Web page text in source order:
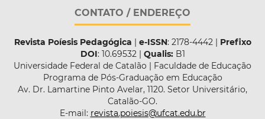
CONTATO / ENDEREÇO
Revista Poíesis Pedagógica | e-ISSN: 2178-4442 | Prefixo
DOI: 10.69532 | Qualis:B1
Universidade Federal de Catalão | Faculdade de Educação
Programa de Pós-Graduação em Educação
Av. Dr. Lamartine Pinto Avelar, 1120. Setor Universitário,
Catalão-GO.
E-mail: revista.poiesis@ufcat.edu.br